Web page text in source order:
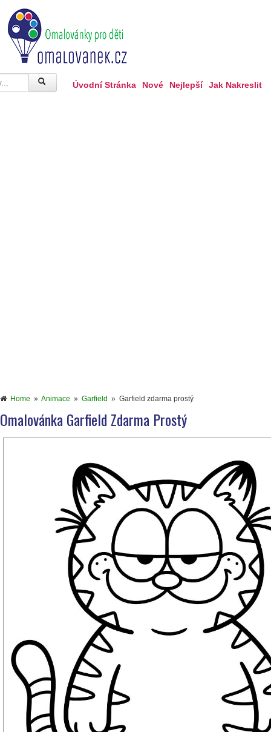
Úvodní Stránka Nové Nejlepší Jak Nakreslit
Home » Animace » Garfield » Garfield zdarma prostý
Omalovánka Garfield Zdarma Prostý